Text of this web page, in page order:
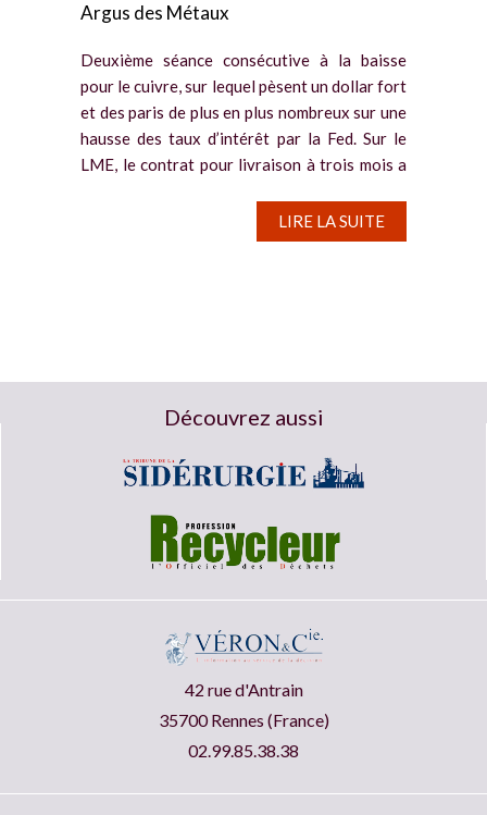
Argus des Métaux
Deuxième séance consécutive à la baisse
pour le cuivre, sur lequel pèsent un dollar fort
et des paris de plus en plus nombreux sur une
hausse des taux d’intérêt par la Fed. Sur le
LME, le contrat pour livraison à trois mois a
LIRE LA SUITE
Découvrez aussi
42 rue d'Antrain
35700 Rennes (France)
02.99.85.38.38